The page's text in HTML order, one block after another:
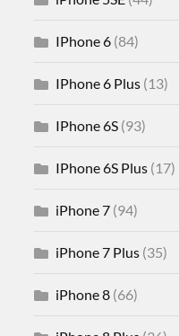
IPhone 6 (84)
IPhone 6 Plus (13)
IPhone 6S (93)
IPhone 6S Plus (17)
iPhone 7 (94)
iPhone 7 Plus (35)
iPhone 8 (66)